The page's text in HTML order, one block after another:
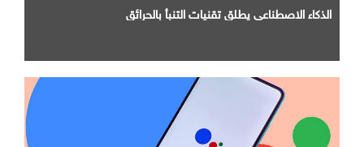
الذكاء الاصطناعي يطلق تقنيات التنبأ بالحرائق